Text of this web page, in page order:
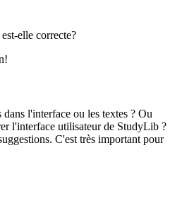
elle correcte?
l'interface ou les textes ? Ou
l'interface utilisateur de StudyLib ?
C'est très important pour